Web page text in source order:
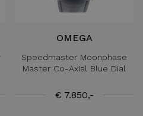
OMEGA
Speedmaster Moonphase
Master Co-Axial Blue Dial
€ 7.850,-